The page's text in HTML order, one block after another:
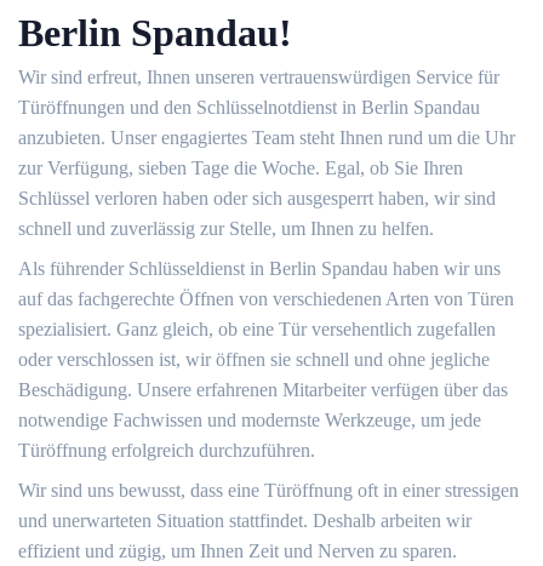
Berlin Spandau!
Wir sind erfreut, Ihnen unseren vertrauenswürdigen Service für
Türöffnungen und den Schlüsselnotdienst in Berlin Spandau
anzubieten. Unser engagiertes Team steht Ihnen rund um die Uhr
zur Verfügung, sieben Tage die Woche. Egal, ob Sie Ihren
Schlüssel verloren haben oder sich ausgesperrt haben, wir sind
schnell und zuverlässig zur Stelle, um Ihnen zu helfen.
Als führender Schlüsseldienst in Berlin Spandau haben wir uns
auf das fachgerechte Öffnen von verschiedenen Arten von Türen
spezialisiert. Ganz gleich, ob eine Tür versehentlich zugefallen
oder verschlossen ist, wir öffnen sie schnell und ohne jegliche
Beschädigung. Unsere erfahrenen Mitarbeiter verfügen über das
notwendige Fachwissen und modernste Werkzeuge, um jede
Türöffnung erfolgreich durchzuführen.
Wir sind uns bewusst, dass eine Türöffnung oft in einer stressigen
und unerwarteten Situation stattfindet. Deshalb arbeiten wir
effizient und zügig, um Ihnen Zeit und Nerven zu sparen.